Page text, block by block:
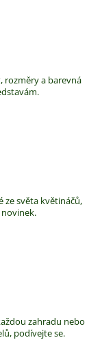
rozměry a barevná
ze světa květináčů,
novinek.
zahradu nebo
podívejte se.